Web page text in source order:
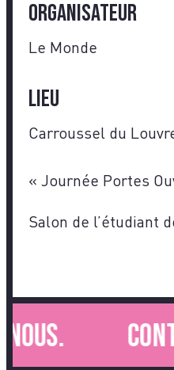
Organisateur
Le Monde
Lieu
Carroussel du
« Journée Portes
Salon de l’étudiant